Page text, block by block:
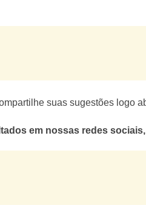
suas sugestões logo
em nossas redes